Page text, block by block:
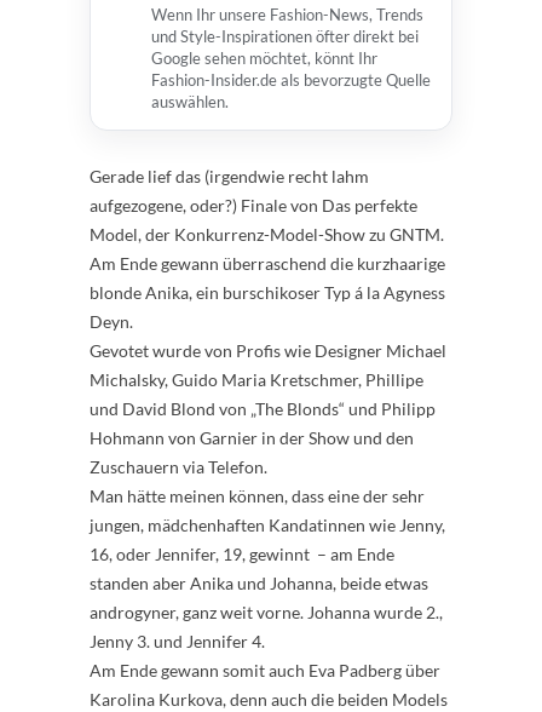
Wenn Ihr unsere Fashion-News, Trends
und Style-Inspirationen öfter direkt bei
Google sehen möchtet, könnt Ihr
Fashion-Insider.de als bevorzugte Quelle
auswählen.
Gerade lief das (irgendwie recht lahm
aufgezogene, oder?) Finale von Das perfekte
Model, der Konkurrenz-Model-Show zu GNTM.
Am Ende gewann überraschend die kurzhaarige
blonde Anika, ein burschikoser Typ á la Agyness
Deyn.
Gevotet wurde von Profis wie Designer Michael
Michalsky, Guido Maria Kretschmer, Phillipe
und David Blond von „The Blonds“ und Philipp
Hohmann von Garnier in der Show und den
Zuschauern via Telefon.
Man hätte meinen können, dass eine der sehr
jungen, mädchenhaften Kandatinnen wie Jenny,
16, oder Jennifer, 19, gewinnt – am Ende
standen aber Anika und Johanna, beide etwas
androgyner, ganz weit vorne. Johanna wurde 2.,
Jenny 3. und Jennifer 4.
Am Ende gewann somit auch Eva Padberg über
Karolina Kurkova, denn auch die beiden Models